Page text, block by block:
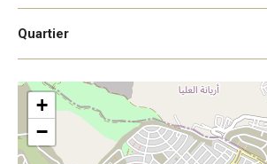
Quartier
+
−